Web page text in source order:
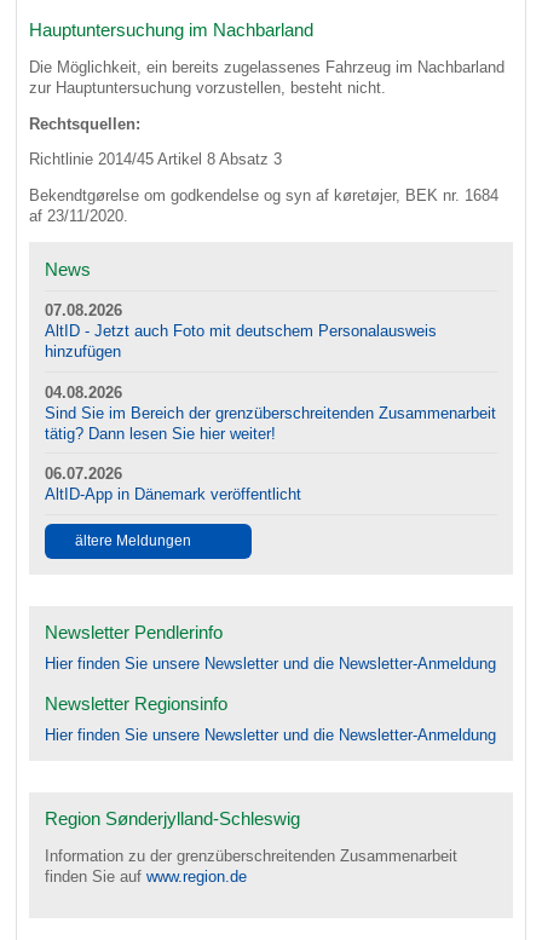
Hauptuntersuchung im Nachbarland
Die Möglichkeit, ein bereits zugelassenes Fahrzeug im Nachbarland
zur Hauptuntersuchung vorzustellen, besteht nicht.
Rechtsquellen:
Richtlinie 2014/45 Artikel 8 Absatz 3
Bekendtgørelse om godkendelse og syn af køretøjer, BEK nr. 1684
af 23/11/2020.
News
07.08.2026
AltID - Jetzt auch Foto mit deutschem Personalausweis
hinzufügen
04.08.2026
Sind Sie im Bereich der grenzüberschreitenden Zusammenarbeit
tätig? Dann lesen Sie hier weiter!
06.07.2026
AltID-App in Dänemark veröffentlicht
ältere Meldungen
Newsletter Pendlerinfo
Hier finden Sie unsere Newsletter und die Newsletter-Anmeldung
Newsletter Regionsinfo
Hier finden Sie unsere Newsletter und die Newsletter-Anmeldung
Region Sønderjylland-Schleswig
Information zu der grenzüberschreitenden Zusammenarbeit
finden Sie auf www.region.de